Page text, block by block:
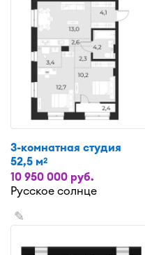
3-комнатная студия
52,5 м2
10 950 000 руб.
Русское солнце
✎